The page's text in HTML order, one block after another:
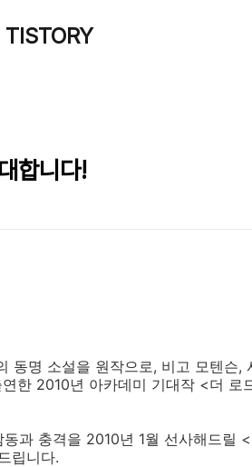
TISTORY
합니다!
동명 소설을 원작으로, 비고 모텐슨,
한 2010년 아카데미 기대작 <더 로
과 충격을 2010년 1월 선사해드릴
립니다.